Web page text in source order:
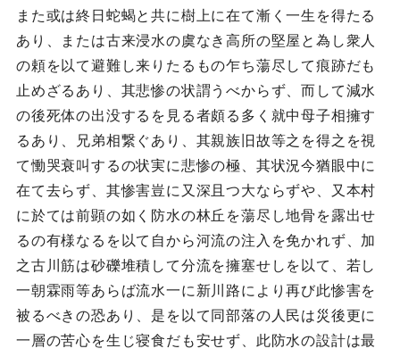
また或は終日蛇蝎と共に樹上に在て漸く一生を得たる
あり、または古来浸水の虞なき高所の堅屋と為し衆人
の頼を以て避難し来りたるもの乍ち蕩尽して痕跡だも
止めざるあり、其悲惨の状謂うべからず、而して減水
の後死体の出没するを見る者頗る多く就中母子相擁す
るあり、兄弟相繋ぐあり、其親族旧故等之を得之を視
て慟哭衰叫するの状実に悲惨の極、其状況今猶眼中に
在て去らず、其惨害豈に又深且つ大ならずや、又本村
に於ては前顕の如く防水の林丘を蕩尽し地骨を露出せ
るの有様なるを以て自から河流の注入を免かれず、加
之古川筋は砂礫堆積して分流を擁塞せしを以て、若し
一朝霖雨等あらば流水一に新川路により再び此惨害を
被るべきの恐あり、是を以て同部落の人民は災後更に
一層の苦心を生じ寝食だも安せず、此防水の設計は最